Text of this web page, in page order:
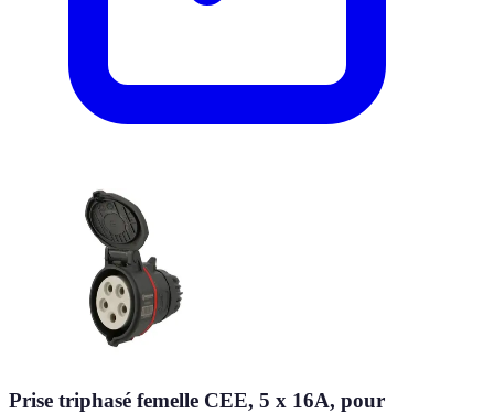
Prise triphasé femelle CEE, 5 x 16A, pour